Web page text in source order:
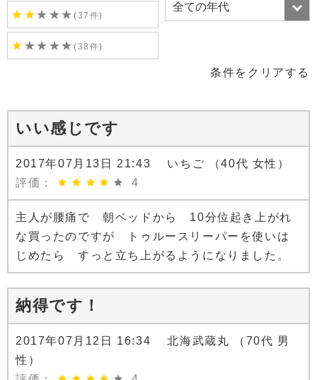
★ ★★ ★★(37件)
★ ★★ ★★(38件)
条件をクリアする
いい感じです
2017年07月13日 21:43 いちご （40代 女性）
評価：
4
主人が腰痛で 朝ベッドから 10分位起き上がれ
な買ったのですが トゥルースリーパーを使いは
じめたら すっと立ち上がるようになりました。
納得です！
2017年07月12日 16:34 北海武蔵丸 （70代 男
性）